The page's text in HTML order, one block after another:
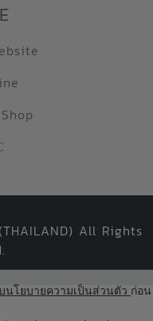
นโยบายความเป็นส่วนตัว ก่อน
All Rights